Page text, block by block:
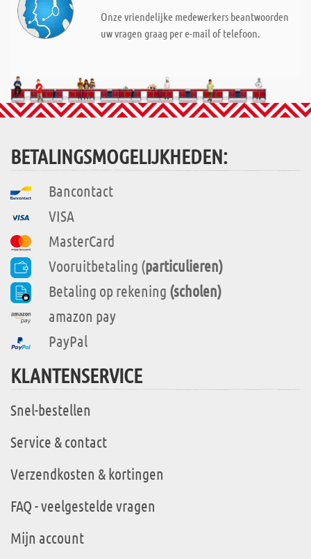
Onze vriendelijke medewerkers beantwoorden
uw vragen graag per e-mail of telefoon.
BETALINGSMOGELIJKHEDEN:
Bancontact
VISA
MasterCard
Vooruitbetaling (particulieren)
Betaling op rekening (scholen)
amazon pay
PayPal
KLANTENSERVICE
Snel-bestellen
Service & contact
Verzendkosten & kortingen
FAQ - veelgestelde vragen
Mijn account